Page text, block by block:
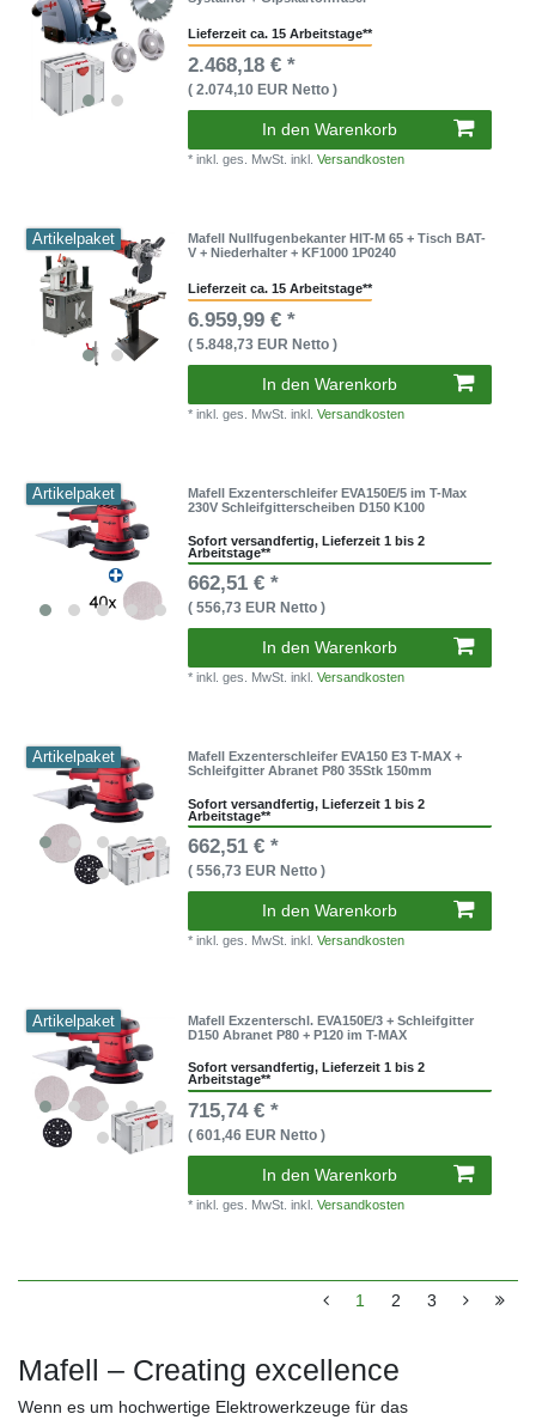
Lieferzeit ca. 15 Arbeitstage**
2.468,18 € *
( 2.074,10 EUR Netto )
In den Warenkorb
* inkl. ges. MwSt. inkl.Versandkosten
Artikelpaket
Mafell Nullfugenbekanter HIT-M 65 + Tisch BAT-
V + Niederhalter + KF1000 1P0240
Lieferzeit ca. 15 Arbeitstage**
6.959,99 € *
( 5.848,73 EUR Netto )
In den Warenkorb
* inkl. ges. MwSt. inkl.Versandkosten
Artikelpaket
Mafell Exzenterschleifer EVA150E/5 im T-Max
230V Schleifgitterscheiben D150 K100
Sofort versandfertig, Lieferzeit 1 bis 2
Arbeitstage**
662,51 € *
( 556,73 EUR Netto )
In den Warenkorb
* inkl. ges. MwSt. inkl.Versandkosten
Artikelpaket
Mafell Exzenterschleifer EVA150 E3 T-MAX +
Schleifgitter Abranet P80 35Stk 150mm
Sofort versandfertig, Lieferzeit 1 bis 2
Arbeitstage**
662,51 € *
( 556,73 EUR Netto )
In den Warenkorb
* inkl. ges. MwSt. inkl.Versandkosten
Artikelpaket
Mafell Exzenterschl. EVA150E/3 + Schleifgitter
D150 Abranet P80 + P120 im T-MAX
Sofort versandfertig, Lieferzeit 1 bis 2
Arbeitstage**
715,74 € *
( 601,46 EUR Netto )
In den Warenkorb
* inkl. ges. MwSt. inkl.Versandkosten
1 2 3
Mafell – Creating excellence
Wenn es um hochwertige Elektrowerkzeuge für das